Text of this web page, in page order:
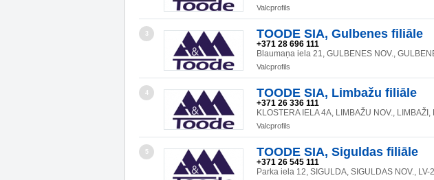
Valcprofils
3 TOODE SIA, Gulbenes filiāle
+371 28 696 111
Blaumaņa iela 21, GULBENES NOV.,
Valcprofils
4 TOODE SIA, Limbažu filiāle
+371 26 336 111
KLOSTERA IELA 4A, LIMBAŽU NOV., LIMBAŽI,
Valcprofils
5 TOODE SIA, Siguldas filiāle
+371 26 545 111
Parka iela 12, SIGULDA, SIGULDAS NOV., LV-